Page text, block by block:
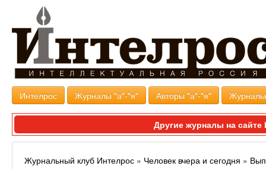
Интелрос Журналы "а"-"я" Авторы "а"-"я"
Другие журналы на
Журнальный клуб Интелрос » Человек вчера и сегодня »